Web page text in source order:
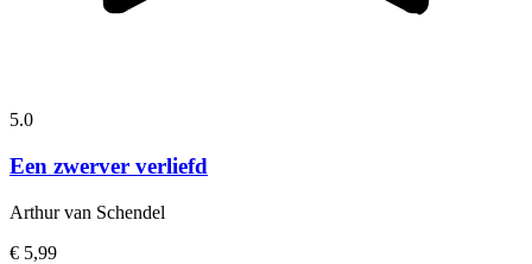
5.0
Een zwerver verliefd
Arthur van Schendel
€ 5,99